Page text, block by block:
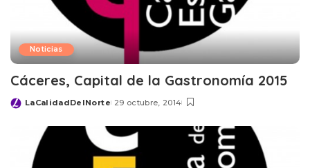
Noticias
Cáceres, Capital de la Gastronomía 2015
Posted
LaCalidadDelNorte 29 octubre, 2014